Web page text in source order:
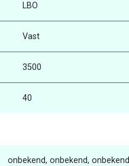
LBO
Vast
3500
40
onbekend, onbekend, onbekend